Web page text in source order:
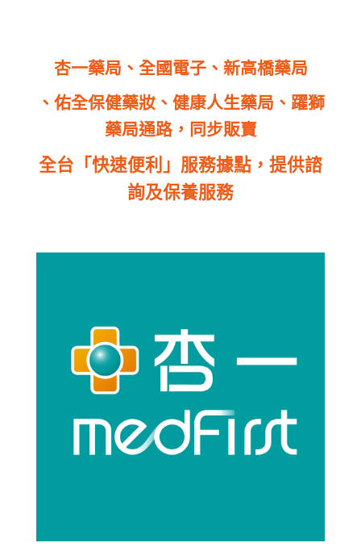
杏一藥局、全國電子、新高橋藥局
、佑全保健藥妝、健康人生藥局、躍獅
藥局通路，同步販賣
全台「快速便利」服務據點，提供諮
詢及保養服務